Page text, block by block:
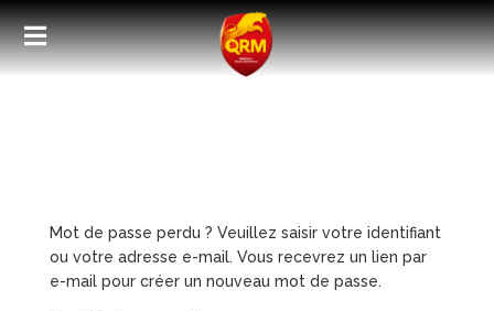
ACCESSOIRES
Mot de passe perdu ? Veuillez saisir votre identifiant
ou votre adresse e-mail. Vous recevrez un lien par
e-mail pour créer un nouveau mot de passe.